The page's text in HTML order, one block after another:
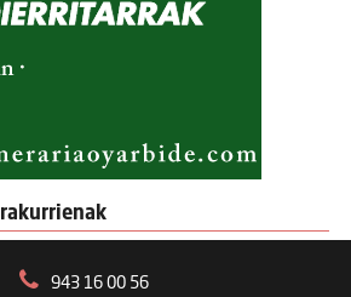
943 16 00 56